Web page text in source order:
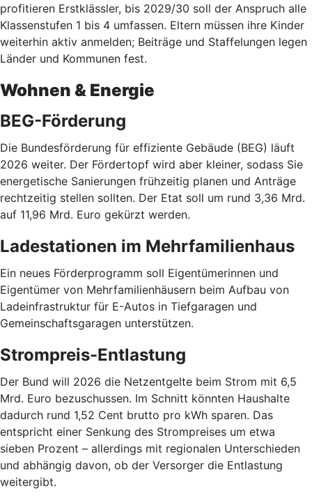
profitieren Erstklässler, bis 2029/30 soll der Anspruch alle
Klassenstufen 1 bis 4 umfassen. Eltern müssen ihre Kinder
weiterhin aktiv anmelden; Beiträge und Staffelungen legen
Länder und Kommunen fest.
Wohnen & Energie
BEG-Förderung
Die Bundesförderung für effiziente Gebäude (BEG) läuft
2026 weiter. Der Fördertopf wird aber kleiner, sodass Sie
energetische Sanierungen frühzeitig planen und Anträge
rechtzeitig stellen sollten. Der Etat soll um rund 3,36 Mrd.
auf 11,96 Mrd. Euro gekürzt werden.
Ladestationen im Mehrfamilienhaus
Ein neues Förderprogramm soll Eigentümerinnen und
Eigentümer von Mehrfamilienhäusern beim Aufbau von
Ladeinfrastruktur für E-Autos in Tiefgaragen und
Gemeinschaftsgaragen unterstützen.
Strompreis-Entlastung
Der Bund will 2026 die Netzentgelte beim Strom mit 6,5
Mrd. Euro bezuschussen. Im Schnitt könnten Haushalte
dadurch rund 1,52 Cent brutto pro kWh sparen. Das
entspricht einer Senkung des Strompreises um etwa
sieben Prozent – allerdings mit regionalen Unterschieden
und abhängig davon, ob der Versorger die Entlastung
weitergibt.